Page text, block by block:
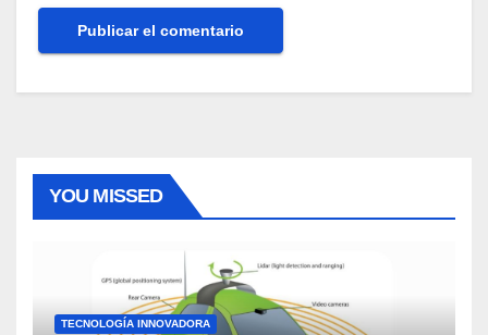
YOU MISSED
TECNOLOGÍA INNOVADORA